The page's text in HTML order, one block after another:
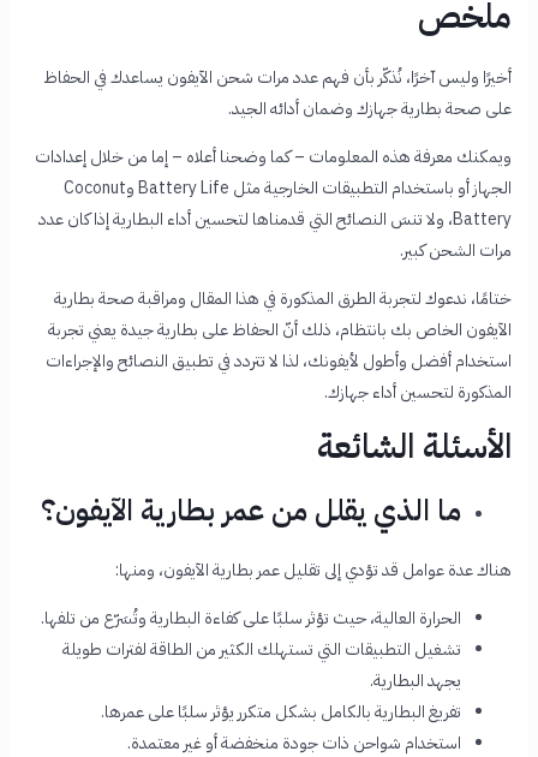
ملخص
أخيرًا وليس آخرًا، نُذكّر بأن فهم عدد مرات شحن الآيفون يساعدك في الحفاظ
على صحة بطارية جهازك وضمان أدائه الجيد.
ويمكنك معرفة هذه المعلومات – كما وضحنا أعلاه – إما من خلال إعدادات
الجهاز أو باستخدام التطبيقات الخارجية مثل Battery Life وCoconut
Battery، ولا تنسَ النصائح التي قدمناها لتحسين أداء البطارية إذا كان عدد
مرات الشحن كبير.
ختامًا، ندعوك لتجربة الطرق المذكورة في هذا المقال ومراقبة صحة بطارية
الآيفون الخاص بك بانتظام، ذلك أنّ الحفاظ على بطارية جيدة يعني تجربة
استخدام أفضل وأطول لأيفونك، لذا لا تتردد في تطبيق النصائح والإجراءات
المذكورة لتحسين أداء جهازك.
الأسئلة الشائعة
ما الذي يقلل من عمر بطارية الآيفون؟
هناك عدة عوامل قد تؤدي إلى تقليل عمر بطارية الآيفون، ومنها:
الحرارة العالية، حيث تؤثر سلبًا على كفاءة البطارية وتُسَرّع من تلفها.
تشغيل التطبيقات التي تستهلك الكثير من الطاقة لفترات طويلة
يجهد البطارية.
تفريغ البطارية بالكامل بشكل متكرر يؤثر سلبًا على عمرها.
استخدام شواحن ذات جودة منخفضة أو غير معتمدة.